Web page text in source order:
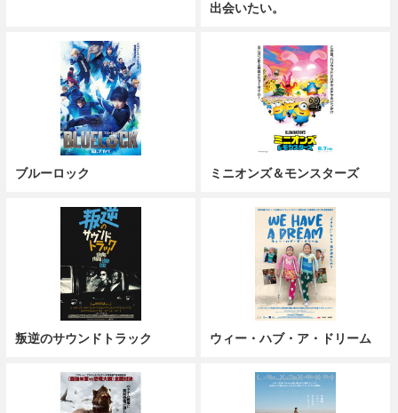
出会いたい。
ブルーロック ミニオンズ＆モンスターズ
叛逆のサウンドトラック ウィー・ハブ・ア・ドリーム